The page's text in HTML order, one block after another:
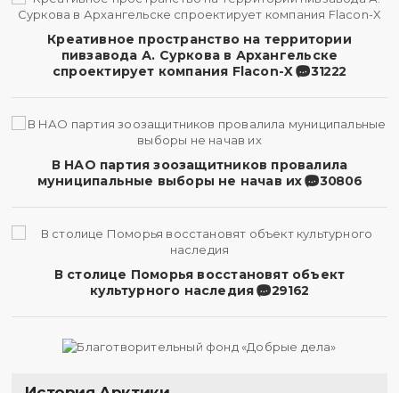
Креативное пространство на территории
пивзавода А. Суркова в Архангельске
спроектирует компания Flacon-X
31222
В НАО партия зоозащитников провалила
муниципальные выборы не начав их
30806
В столице Поморья восстановят объект
культурного наследия
29162